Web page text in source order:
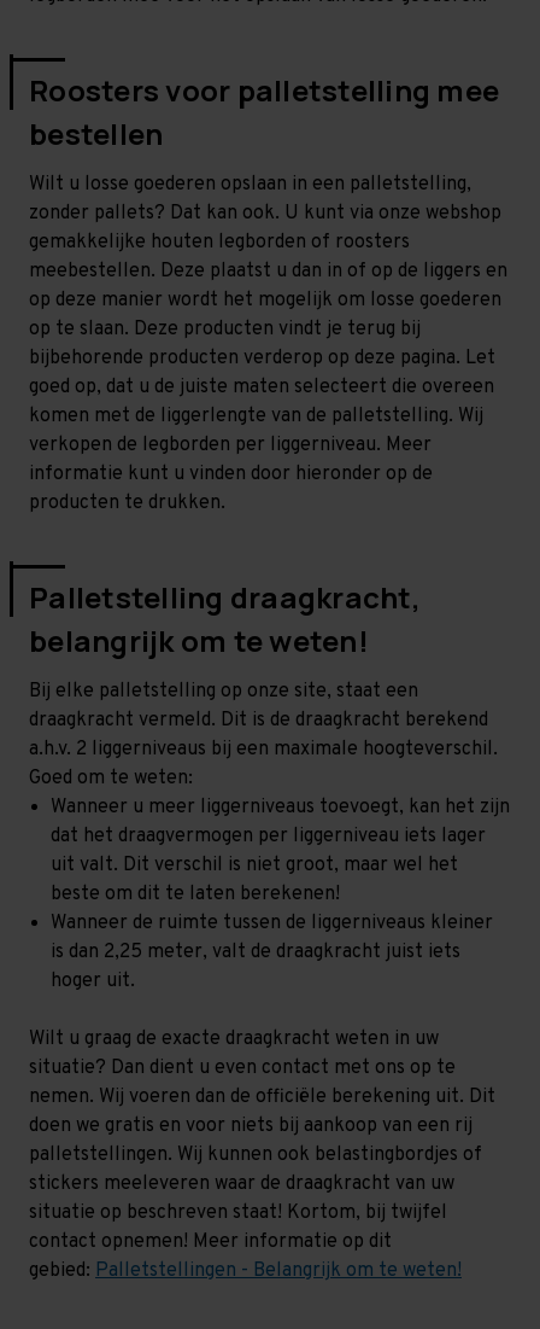
Roosters voor palletstelling mee
bestellen
Wilt u losse goederen opslaan in een palletstelling,
zonder pallets? Dat kan ook. U kunt via onze webshop
gemakkelijke houten legborden of roosters
meebestellen. Deze plaatst u dan in of op de liggers en
op deze manier wordt het mogelijk om losse goederen
op te slaan. Deze producten vindt je terug bij
bijbehorende producten verderop op deze pagina. Let
goed op, dat u de juiste maten selecteert die overeen
komen met de liggerlengte van de palletstelling. Wij
verkopen de legborden per liggerniveau. Meer
informatie kunt u vinden door hieronder op de
producten te drukken.
Palletstelling draagkracht,
belangrijk om te weten!
Bij elke palletstelling op onze site, staat een
draagkracht vermeld. Dit is de draagkracht berekend
a.h.v. 2 liggerniveaus bij een maximale hoogteverschil.
Goed om te weten:
Wanneer u meer liggerniveaus toevoegt, kan het zijn
dat het draagvermogen per liggerniveau iets lager
uit valt. Dit verschil is niet groot, maar wel het
beste om dit te laten berekenen!
Wanneer de ruimte tussen de liggerniveaus kleiner
is dan 2,25 meter, valt de draagkracht juist iets
hoger uit.
Wilt u graag de exacte draagkracht weten in uw
situatie? Dan dient u even contact met ons op te
nemen. Wij voeren dan de officiële berekening uit. Dit
doen we gratis en voor niets bij aankoop van een rij
palletstellingen. Wij kunnen ook belastingbordjes of
stickers meeleveren waar de draagkracht van uw
situatie op beschreven staat! Kortom, bij twijfel
contact opnemen! Meer informatie op dit
gebied: Palletstellingen - Belangrijk om te weten!